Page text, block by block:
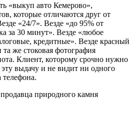
«выкуп авто Кемерово»,
которые отличаются друг от
«24/7». Везде «до 95% от
за 30 минут». Везде «любое
кредитные». Везде красный
же стоковая фотография
Клиент, которому срочно нужно
выдачу и не видит ни одного